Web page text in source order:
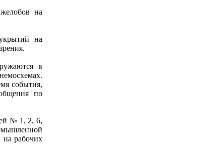
на
на
в
события,
по
№ 1, 2, 6,
на рабочих